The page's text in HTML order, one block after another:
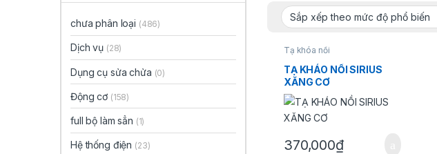
Tạ khóa nồi
TẠ KHÁO NỒI SIRIUS
XĂNG CƠ
370,000₫
chưa phân loại (486)
Dịch vụ (28)
Dụng cụ sửa chửa (0)
Động cơ (158)
full bộ làm sẳn (1)
Hệ thống điện (23)